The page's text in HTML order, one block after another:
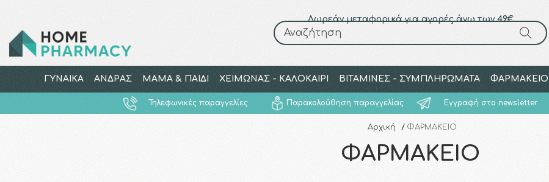
Δωρεάν μεταφορικά για αγορές άνω των 49€
Αναζήτηση
ΓΥΝΑΙΚΑ ΑΝΔΡΑΣ ΜΑΜΑ & ΠΑΙΔΙ ΧΕΙΜΩΝΑΣ - ΚΑΛΟΚΑΙΡΙ ΒΙΤΑΜΙΝΕΣ - ΣΥΜΠΛΗΡΩΜΑΤΑ ΦΑΡΜΑΚΕΙΟ
Τηλεφωνικές παραγγελίες Παρακολούθηση παραγγελίας Εγγραφή στο newsletter
Αναζήτηση
Αρχική / ΦΑΡΜΑΚΕΙΟ
ΦΑΡΜΑΚΕΙΟ